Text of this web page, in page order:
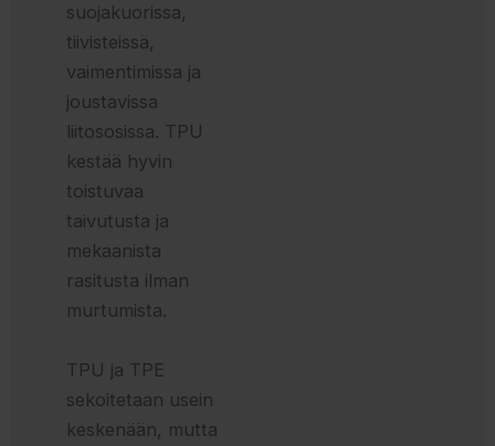
suojakuorissa,
tiivisteissä,
vaimentimissa ja
joustavissa
liitososissa. TPU
kestää hyvin
toistuvaa
taivutusta ja
mekaanista
rasitusta ilman
murtumista.
TPU ja TPE
sekoitetaan usein
keskenään, mutta